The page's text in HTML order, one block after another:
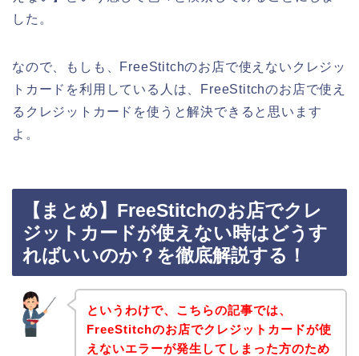
した。
なので、もしも、FreeStitchのお店で使えないクレジッ
トカードを利用している人は、FreeStitchのお店で使え
るクレジットカードを使うと解決できると思います
よ。
【まとめ】FreeStitchのお店でクレ
ジットカードが使えない時はどうす
ればいいのか？を徹底解説する！
というわけで、こちらの記事では、
FreeStitchのお店でクレジットカードが使
えないエラーが発生してしまった方のため